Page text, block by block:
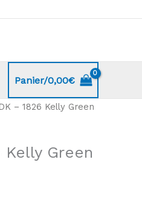
Panier/0,00€
– 1826 Kelly Green
Green